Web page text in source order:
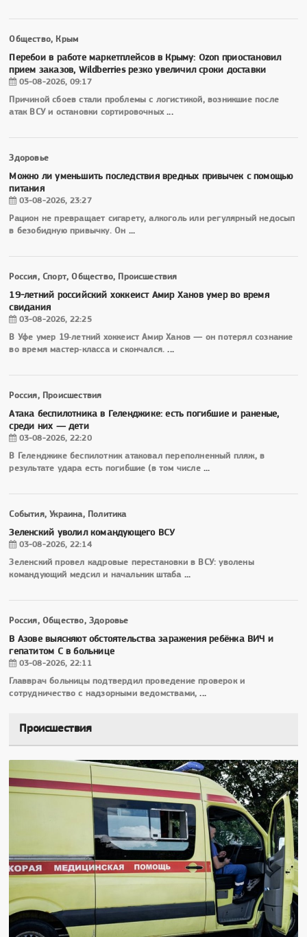
Общество, Крым
Перебои в работе маркетплейсов в Крыму: Ozon приостановил
прием заказов, Wildberries резко увеличил сроки доставки
05-08-2026, 09:17
Причиной сбоев стали проблемы с логистикой, возникшие после
атак ВСУ и остановки сортировочных...
Здоровье
Можно ли уменьшить последствия вредных привычек с помощью
питания
03-08-2026, 23:27
Рацион не превращает сигарету, алкоголь или регулярный недосып
в безобидную привычку. Он ...
Россия, Спорт, Общество, Происшествия
19-летний российский хоккеист Амир Ханов умер во время
свидания
03-08-2026, 22:25
В Уфе умер 19‑летний хоккеист Амир Ханов — он потерял сознание
во время мастер‑класса и скончался....
Россия, Происшествия
Атака беспилотника в Геленджике: есть погибшие и раненые,
среди них — дети
03-08-2026, 22:20
В Геленджике беспилотник атаковал переполненный пляж, в
результате удара есть погибшие (в том числе...
События, Украина, Политика
Зеленский уволил командующего ВСУ
03-08-2026, 22:14
Зеленский провел кадровые перестановки в ВСУ: уволены
командующий медсил и начальник штаба ...
Россия, Общество, Здоровье
В Азове выясняют обстоятельства заражения ребёнка ВИЧ и
гепатитом С в больнице
03-08-2026, 22:11
Главврач больницы подтвердил проведение проверок и
сотрудничество с надзорными ведомствами,...
Происшествия